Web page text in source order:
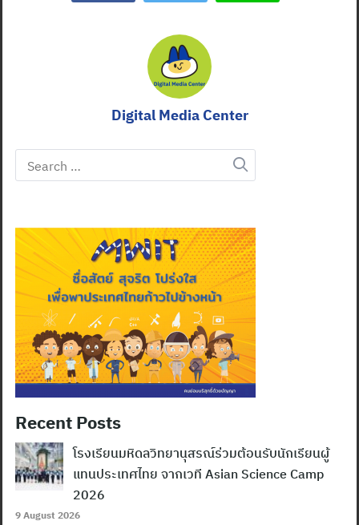
Digital Media Center
Search
for:
Recent Posts
โรงเรียนมหิดลวิทยานุสรณ์ร่วมต้อนรับนักเรียนผู้
แทนประเทศไทย จากเวที Asian Science Camp
2026
9 August 2026